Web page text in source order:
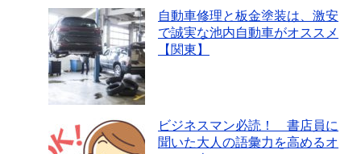
自動車修理と板金塗装は、激安
で誠実な池内自動車がオススメ
【関東】
ビジネスマン必読！ 書店員に
聞いた大人の語彙力を高めるオ